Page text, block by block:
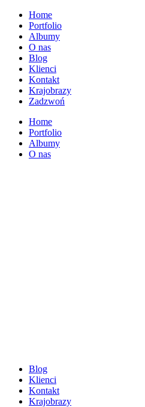
Home
Portfolio
Albumy
O nas
Blog
Klienci
Kontakt
Krajobrazy
Zadzwoń
Home
Portfolio
Albumy
O nas
Blog
Klienci
Kontakt
Krajobrazy